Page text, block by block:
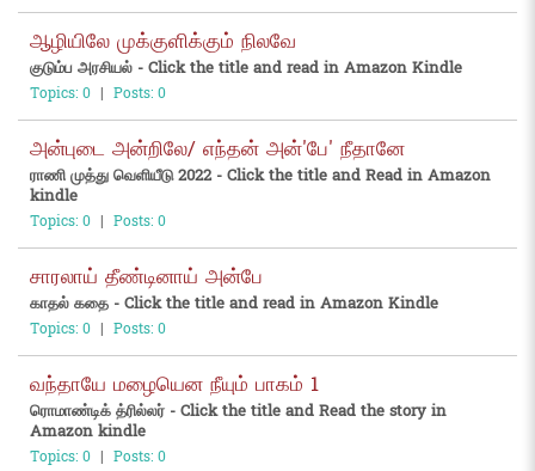
ஆழியிலே முக்குளிக்கும் நிலவே
குடும்ப அரசியல் - Click the title and read in Amazon Kindle
Topics: 0 | Posts: 0
அன்புடை அன்றிலே/ எந்தன் அன்'பே' நீதானே
ராணி முத்து வெளியீடு 2022 - Click the title and Read in Amazon
kindle
Topics: 0 | Posts: 0
சாரலாய் தீண்டினாய் அன்பே
காதல் கதை - Click the title and read in Amazon Kindle
Topics: 0 | Posts: 0
வந்தாயே மழையென நீயும் பாகம் 1
ரொமாண்டிக் த்ரில்லர் - Click the title and Read the story in
Amazon kindle
Topics: 0 | Posts: 0